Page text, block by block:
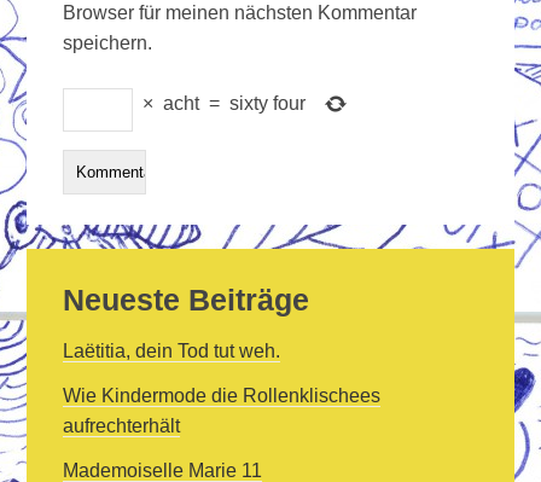
Browser für meinen nächsten Kommentar
speichern.
× acht = sixty four
Neueste Beiträge
Laëtitia, dein Tod tut weh.
Wie Kindermode die Rollenklischees
aufrechterhält
Mademoiselle Marie 11